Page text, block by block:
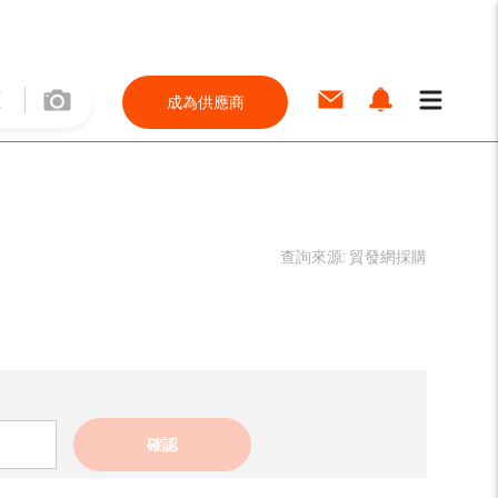
成為供應商
查詢來源: 貿發網採購
確認